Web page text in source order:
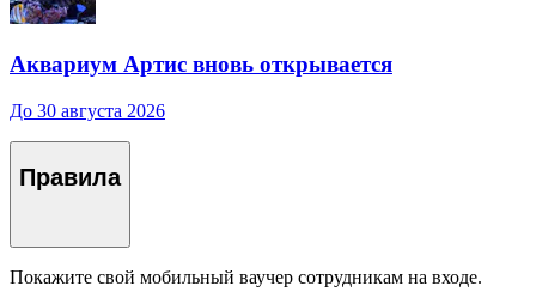
Аквариум Артис вновь открывается
До 30 августа 2026
Правила
Покажите свой мобильный ваучер сотрудникам на входе.